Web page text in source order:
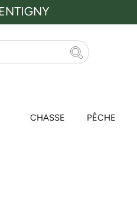
CHASSE PÊCHE